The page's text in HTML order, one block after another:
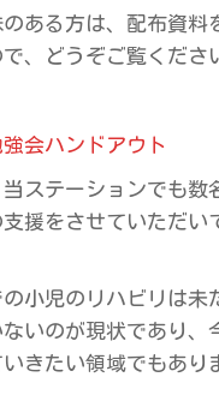
のある方は、配布資料
、どうぞご覧くださ
会ハンドアウト
ステーションでも数
援をさせていただい
小児のリハビリは未
ないのが現状であり、
いきたい領域でもあり